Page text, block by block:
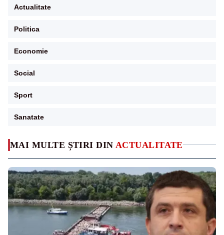
MAI MULTE ȘTIRI DIN ACTUALITATE
Actualitate
Politica
Economie
Social
Sport
Sanatate